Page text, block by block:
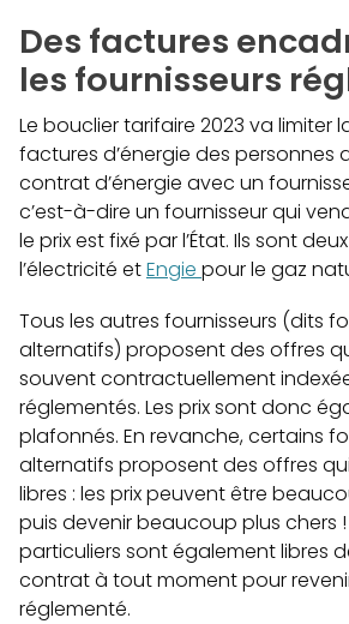
Des factures
les fournisseurs
Le bouclier tarifaire 2023 va limiter
factures d’énergie des personnes
contrat d’énergie avec un
c’est-à-dire un fournisseur qui
le prix est fixé par l’État. Ils sont deux
l’électricité etEngie pour le gaz
Tous les autres fournisseurs (dits
alternatifs) proposent des offres
souvent contractuellement
réglementés. Les prix sont donc
plafonnés. En revanche, certains
alternatifs proposent des offres
libres : les prix peuvent être
puis devenir beaucoup plus chers
particuliers sont également libres
contrat à tout moment pour
réglementé.